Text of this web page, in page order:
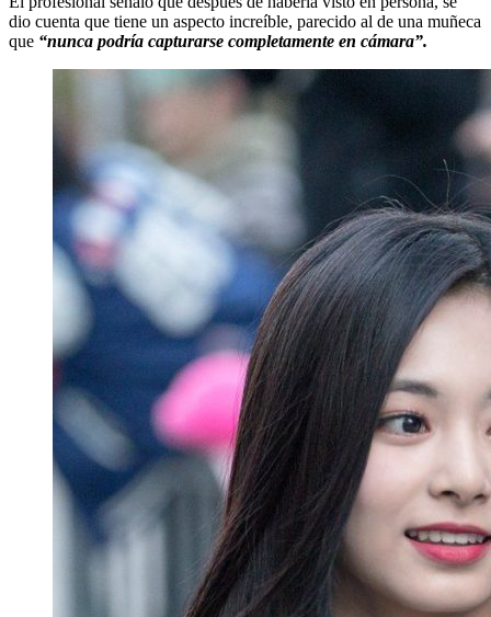
dio cuenta que tiene un aspecto increíble, parecido al de una muñeca
que “nunca podría capturarse completamente en cámara”.